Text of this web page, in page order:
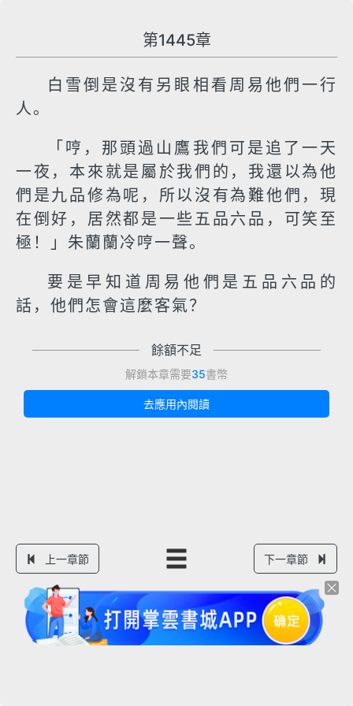
第1445章
白雪倒是沒有另眼相看周易他們一行
人。
「哼，那頭過山鷹我們可是追了一天
一夜，本來就是屬於我們的，我還以為他
們是九品修為呢，所以沒有為難他們，現
在倒好，居然都是一些五品六品，可笑至
極！」朱蘭蘭冷哼一聲。
要是早知道周易他們是五品六品的
話，他們怎會這麼客氣？
餘額不足
解鎖本章需要35書幣
去應用內閱讀
上一章節 下一章節